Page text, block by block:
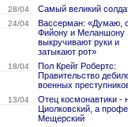
28/04 Самый великий
24/04
Вассерман: «Думаю,
Фийону и Меланшону
выкручивают руки и
затыкают рот»
18/04
Пол Крейг Робертс:
Правительство
военных
13/04
Отец космонавтики -
Циолковский, а
Мещерский